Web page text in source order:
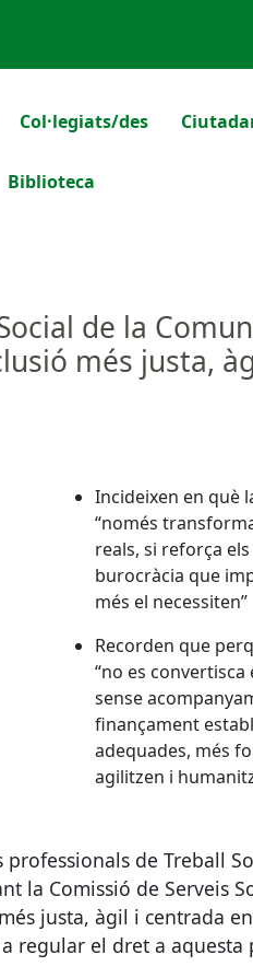
Col·legiats/des
Biblioteca
de la
més justa,
Incideixen en què
“només
reals, si reforça
burocràcia que
més el necessiten”
Recorden que
“no es
sense
finançament
adequades, més
agilitzen i
professionals de Treball
la Comissió de Serveis
justa, àgil i centrada
regular el dret a